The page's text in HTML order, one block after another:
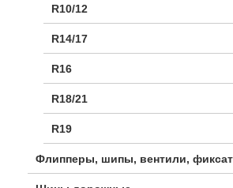
R10/12
R14/17
R16
R18/21
R19
Флипперы, шипы, вентили,